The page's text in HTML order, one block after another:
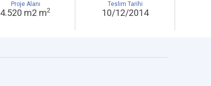
Proje Alanı
4.520 m2 m2
Teslim Tarihi
10/12/2014